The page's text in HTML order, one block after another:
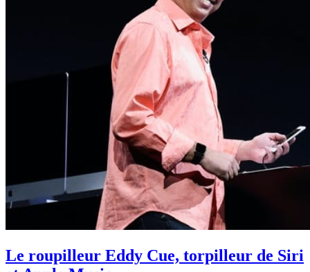
Le roupilleur Eddy Cue, torpilleur de Siri